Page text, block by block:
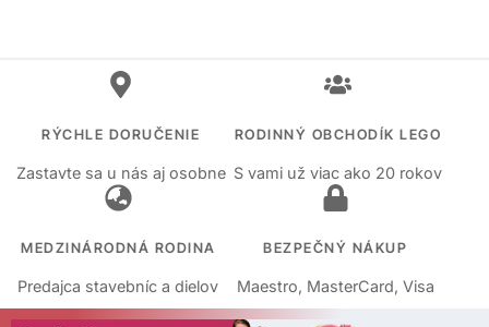
RÝCHLE DORUČENIE
Zastavte sa u nás aj osobne
RODINNÝ OBCHODÍK LEGO
S vami už viac ako 20 rokov
MEDZINÁRODNÁ RODINA
Predajca stavebníc a dielov
BEZPEČNÝ NÁKUP
Maestro, MasterCard, Visa